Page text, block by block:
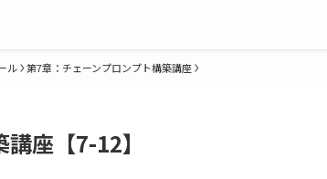
ル 第7章：チェーンプロンプト構築講座
座【7-12】